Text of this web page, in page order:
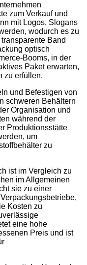
zum Verkauf und
mit Logos, Slogans
wodurch es zu
transparente Band
optisch
Booms, in der
Paket erwarten,
zu erfüllen.
und Befestigen von
schweren Behältern
Organisation und
während der
Produktionsstätte
um
zu
ist im Vergleich zu
im Allgemeinen
sie zu einer
Kosten zu
eine hohe
Preis und ist